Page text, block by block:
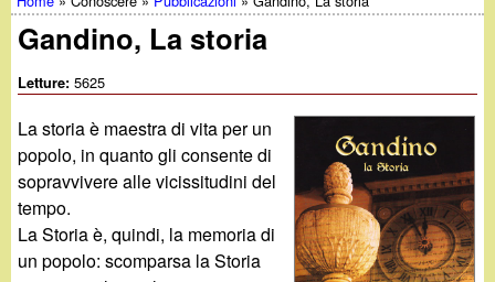
w
w
.
g
a
r
m
d
i
r
i
c
Tu
sei
qui
Gandino, La storia
Letture:5625
La storia è maestra di vita per un
popolo, in quanto gli consente di
sopravvivere alle vicissitudini del
tempo.
La Storia è, quindi, la memoria di
un popolo: scomparsa la Storia